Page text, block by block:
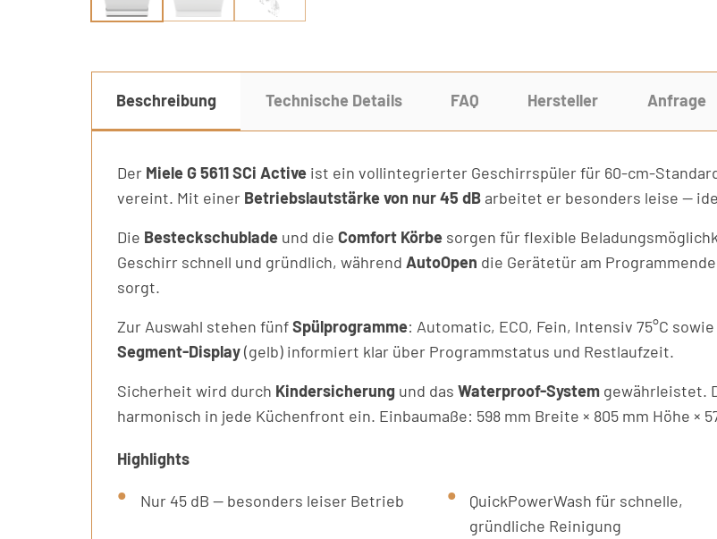
Beschreibung Technische Details FAQ Hersteller Anfrage
Der Miele G 5611 SCi Active ist ein vollintegrierter Geschirrspüler für 60-cm-
vereint. Mit einer Betriebslautstärke von nur 45 dB arbeitet er besonders leise —
Die Besteckschublade und die Comfort Körbe sorgen für flexible
Geschirr schnell und gründlich, während AutoOpen die Gerätetür am
sorgt.
Zur Auswahl stehen fünfSpülprogramme: Automatic, ECO, Fein, Intensiv 75°C
Segment-Display(gelb) informiert klar über Programmstatus und Restlaufzeit.
Sicherheit wird durch Kindersicherung und das Waterproof-System gewährleistet.
harmonisch in jede Küchenfront ein. Einbaumaße: 598 mm Breite × 805 mm Höhe ×
Highlights
Nur 45 dB — besonders leiser Betrieb
QuickPowerWash für schnelle,
gründliche Reinigung